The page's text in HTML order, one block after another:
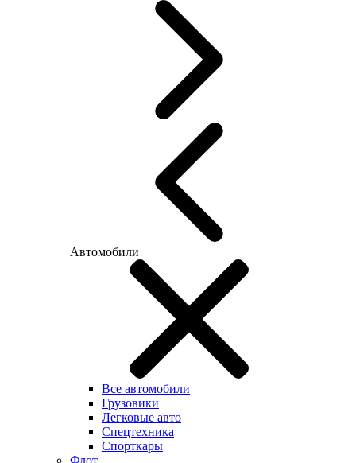
Автомобили
Все автомобили
Грузовики
Легковые авто
Спецтехника
Спорткары
Флот